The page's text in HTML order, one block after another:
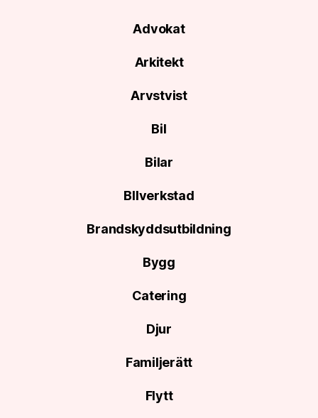
Advokat
Arkitekt
Arvstvist
Bil
Bilar
BIlverkstad
Brandskyddsutbildning
Bygg
Catering
Djur
Familjerätt
Flytt